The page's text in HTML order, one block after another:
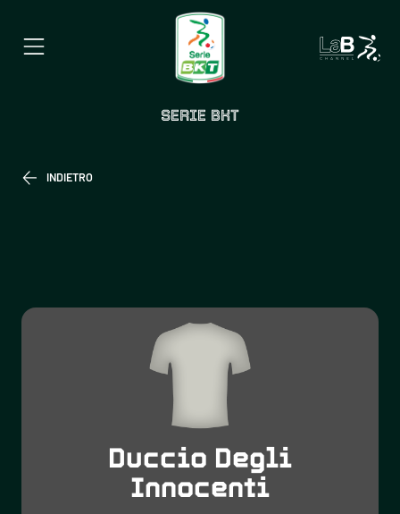
SERIE BKT
INDIETRO
Duccio Degli
Innocenti